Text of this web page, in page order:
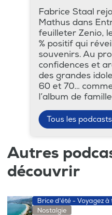
Fabrice Staal
Mathus dans
feuilleter Zenio,
% positif qui
souvenirs. Au
confidences et
des grandes
60 et 70…
l’album de
Tous les
Autres
découvrir
Brice d'été - Voyagez
Nostalgie